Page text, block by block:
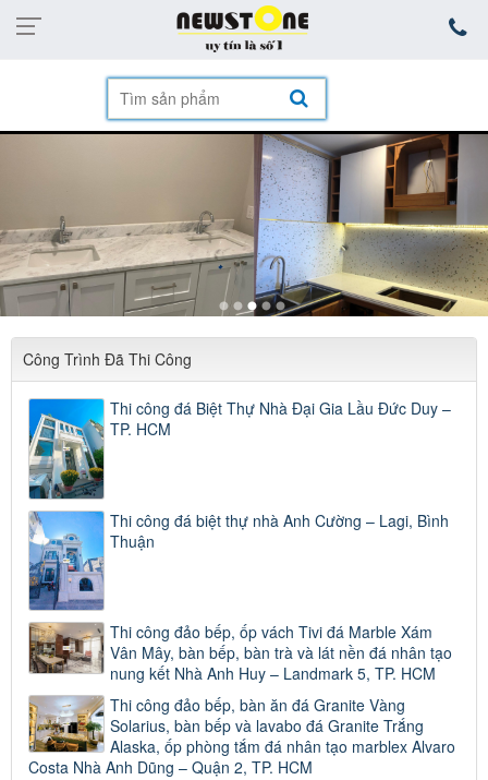
Công Trình Đã Thi Công
Thi công đá Biệt Thự Nhà Đại Gia Lầu Đức Duy –
TP. HCM
Thi công đá biệt thự nhà Anh Cường – Lagi, Bình
Thuận
Thi công đảo bếp, ốp vách Tivi đá Marble Xám
Vân Mây, bàn bếp, bàn trà và lát nền đá nhân tạo
nung kết Nhà Anh Huy – Landmark 5, TP. HCM
Thi công đảo bếp, bàn ăn đá Granite Vàng
Solarius, bàn bếp và lavabo đá Granite Trắng
Alaska, ốp phòng tắm đá nhân tạo marblex Alvaro
Costa Nhà Anh Dũng – Quận 2, TP. HCM